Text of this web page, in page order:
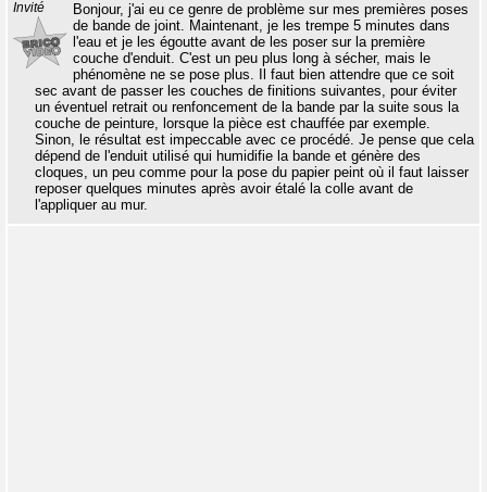
Invité
Bonjour, j'ai eu ce genre de problème sur mes premières poses
de bande de joint. Maintenant, je les trempe 5 minutes dans
l'eau et je les égoutte avant de les poser sur la première
couche d'enduit. C'est un peu plus long à sécher, mais le
phénomène ne se pose plus. Il faut bien attendre que ce soit
sec avant de passer les couches de finitions suivantes, pour éviter
un éventuel retrait ou renfoncement de la bande par la suite sous la
couche de peinture, lorsque la pièce est chauffée par exemple.
Sinon, le résultat est impeccable avec ce procédé. Je pense que cela
dépend de l'enduit utilisé qui humidifie la bande et génère des
cloques, un peu comme pour la pose du papier peint où il faut laisser
reposer quelques minutes après avoir étalé la colle avant de
l'appliquer au mur.